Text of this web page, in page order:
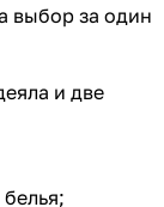
выбор за один
и две